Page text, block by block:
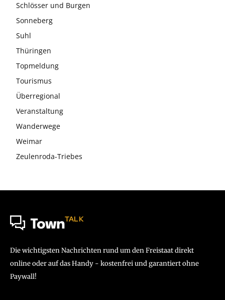
Schlösser und Burgen
Sonneberg
Suhl
Thüringen
Topmeldung
Tourismus
Überregional
Veranstaltung
Wanderwege
Weimar
Zeulenroda-Triebes
TownTALK
Die wichtigsten Nachrichten rund um den Freistaat direkt
online oder auf das Handy - kostenfrei und garantiert ohne
Paywall!